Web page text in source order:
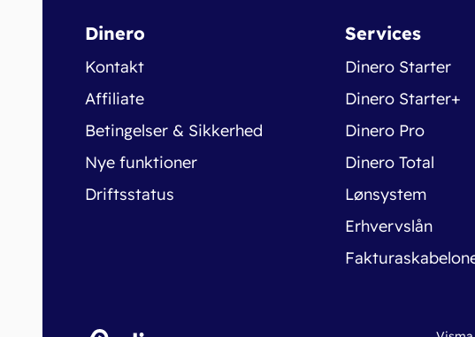
Dinero
Kontakt
Affiliate
Betingelser & Sikkerhed
Nye funktioner
Driftsstatus
Services
Dinero Starter
Dinero Starter+
Dinero Pro
Dinero Total
Lønsystem
Erhvervslån